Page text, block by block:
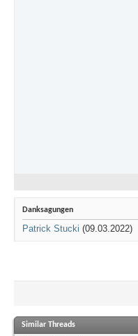
Danksagungen
Patrick Stucki (09.03.2022)
Similar Threads